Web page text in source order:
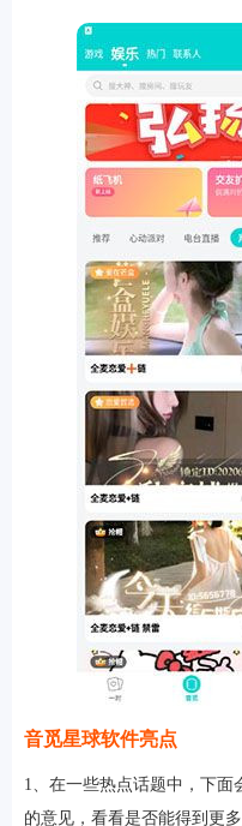
音觅星球软件亮点
1、在一些热点话题中，下面
的意见，看看是否能得到更多